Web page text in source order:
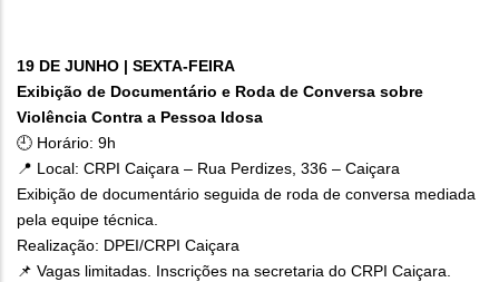
19 DE JUNHO | SEXTA-FEIRA
Exibição de Documentário e Roda de Conversa sobre
Violência Contra a Pessoa Idosa
🕘 Horário: 9h
📍 Local: CRPI Caiçara – Rua Perdizes, 336 – Caiçara
Exibição de documentário seguida de roda de conversa mediada
pela equipe técnica.
Realização: DPEI/CRPI Caiçara
📌 Vagas limitadas. Inscrições na secretaria do CRPI Caiçara.